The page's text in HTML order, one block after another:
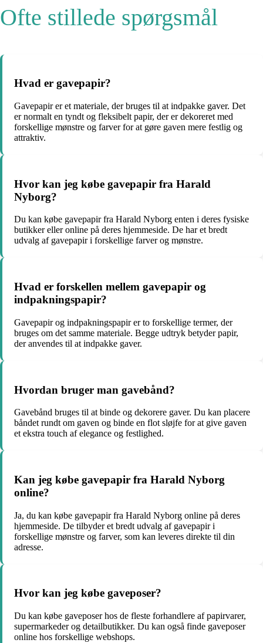
Ofte stillede spørgsmål
Hvad er gavepapir?
Gavepapir er et materiale, der bruges til at indpakke gaver. Det
er normalt en tyndt og fleksibelt papir, der er dekoreret med
forskellige mønstre og farver for at gøre gaven mere festlig og
attraktiv.
Hvor kan jeg købe gavepapir fra Harald
Nyborg?
Du kan købe gavepapir fra Harald Nyborg enten i deres fysiske
butikker eller online på deres hjemmeside. De har et bredt
udvalg af gavepapir i forskellige farver og mønstre.
Hvad er forskellen mellem gavepapir og
indpakningspapir?
Gavepapir og indpakningspapir er to forskellige termer, der
bruges om det samme materiale. Begge udtryk betyder papir,
der anvendes til at indpakke gaver.
Hvordan bruger man gavebånd?
Gavebånd bruges til at binde og dekorere gaver. Du kan placere
båndet rundt om gaven og binde en flot sløjfe for at give gaven
et ekstra touch af elegance og festlighed.
Kan jeg købe gavepapir fra Harald Nyborg
online?
Ja, du kan købe gavepapir fra Harald Nyborg online på deres
hjemmeside. De tilbyder et bredt udvalg af gavepapir i
forskellige mønstre og farver, som kan leveres direkte til din
adresse.
Hvor kan jeg købe gaveposer?
Du kan købe gaveposer hos de fleste forhandlere af papirvarer,
supermarkeder og detailbutikker. Du kan også finde gaveposer
online hos forskellige webshops.